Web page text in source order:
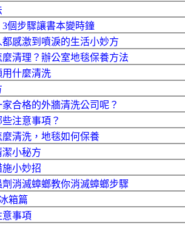
個步驟讓書本變時鐘
都感激到噴淚的生活小妙方
清理？辦公室地毯保養方法
用什麼清洗
合格的外牆清洗公司呢？
注意事項？
清洗，地毯如何保養
小秘方
小妙招
消滅蟑螂教你消滅蟑螂步驟
箱篇
意事項